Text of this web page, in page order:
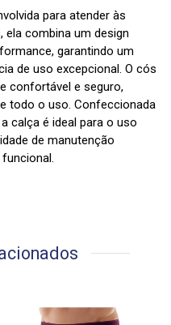
para atender às
combina um design
garantindo um
de uso excepcional. O cós
confortável e seguro,
todo o uso. Confeccionada
calça é ideal para o uso
de manutenção